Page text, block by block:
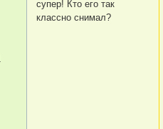
супер! Кто его так
классно снимал?